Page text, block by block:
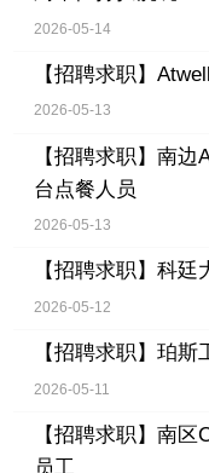
2026-05-14
【招聘求职】
2026-05-13
【招聘求职】 南边
台点餐人员
2026-05-13
【招聘求职】 科廷
2026-05-12
【招聘求职】 珀斯
2026-05-11
【招聘求职】 南区
员工